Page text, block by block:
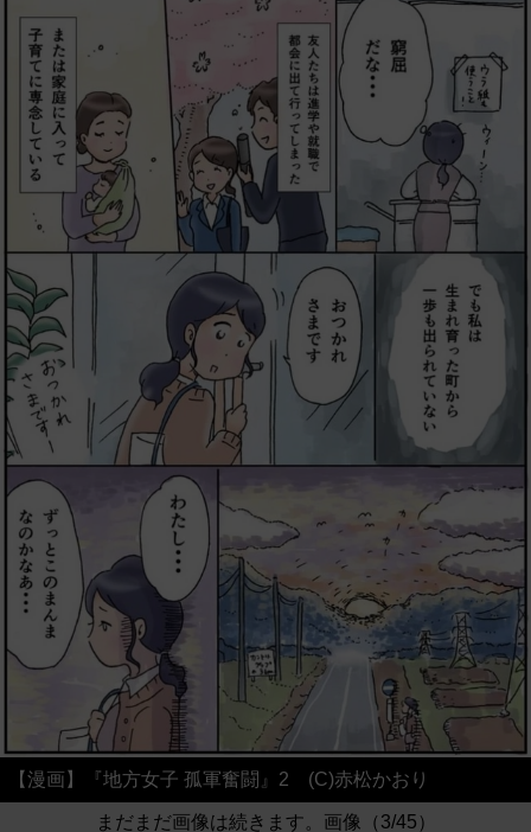
【漫画】『地方女子 孤軍奮闘』2 (C)赤松かおり
まだまだ画像は続きます。画像（3/45）